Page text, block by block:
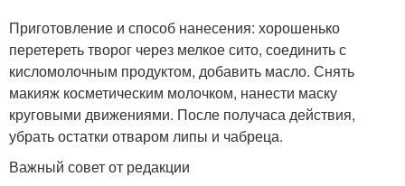
Приготовление и способ нанесения: хорошенько
перетереть творог через мелкое сито, соединить с
кисломолочным продуктом, добавить масло. Снять
макияж косметическим молочком, нанести маску
круговыми движениями. После получаса действия,
убрать остатки отваром липы и чабреца.
Важный совет от редакции